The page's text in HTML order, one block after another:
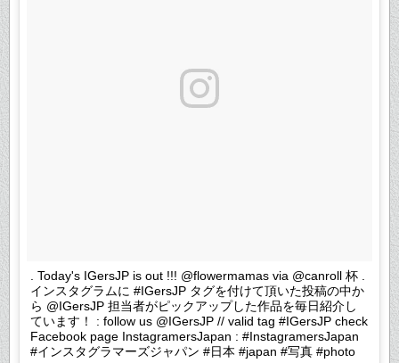
. Today's IGersJP is out !!! @flowermamas via @canroll 杯 .
インスタグラムに #IGersJP タグを付けて頂いた投稿の中か
ら @IGersJP 担当者がピックアップした作品を毎日紹介し
ています！ : follow us @IGersJP // valid tag #IGersJP check
Facebook page InstagramersJapan : #InstagramersJapan
#インスタグラマーズジャパン #日本 #japan #写真 #photo